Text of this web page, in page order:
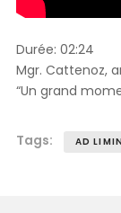
Durée: 02:24
Mgr. Cattenoz,
“Un grand
Tags: AD